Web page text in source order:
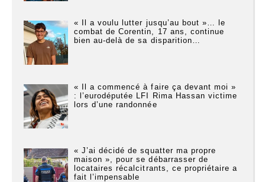
« Il a voulu lutter jusqu’au bout »… le
combat de Corentin, 17 ans, continue
bien au-delà de sa disparition…
« Il a commencé à faire ça devant moi »
: l’eurodéputée LFI Rima Hassan victime
lors d’une randonnée
« J’ai décidé de squatter ma propre
maison », pour se débarrasser de
locataires récalcitrants, ce propriétaire a
fait l’impensable